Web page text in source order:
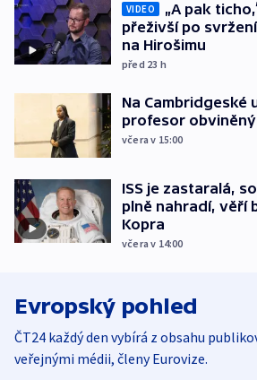
VIDEO
„A pak
přeživší po
na Hirošimu
před 23 h
Na Cambridgeské
profesor
včera v 15:00
ISS je zastaralá,
plně nahradí, věří
Kopra
včera v 14:00
Evropský pohled
ČT24 každý den vybírá z obsahu
veřejnými médii, členy Eurovize.